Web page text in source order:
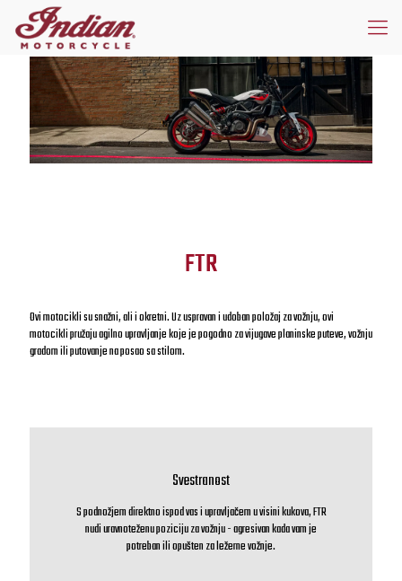
FTR
Ovi motocikli su snažni, ali i okretni. Uz uspravan i udoban položaj za vožnju, ovi
motocikli pružaju agilno upravljanje koje je pogodno za vijugave planinske puteve, vožnju
gradom ili putovanje na posao sa stilom.
Svestranost
S podnožjem direktno ispod vas i upravljačem u visini kukova, FTR
nudi uravnoteženu poziciju za vožnju - agresivan kada vam je
potreban ili opušten za ležerne vožnje.